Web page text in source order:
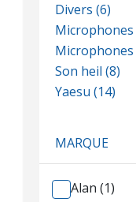
Divers (6)
Microphones
Microphones
Son heil (8)
Yaesu (14)
MARQUE
Alan (1)